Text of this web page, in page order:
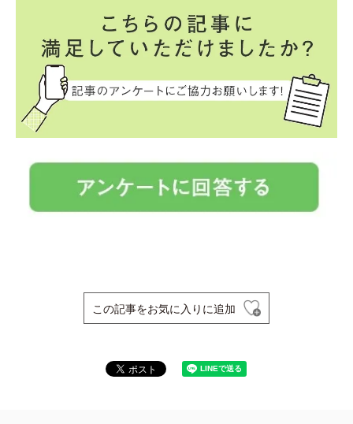
この記事をお気に入りに追加